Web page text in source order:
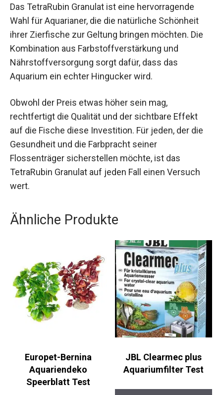
Das TetraRubin Granulat ist eine hervorragende
Wahl für Aquarianer, die die natürliche Schönheit
ihrer Zierfische zur Geltung bringen möchten. Die
Kombination aus Farbstoffverstärkung und
Nährstoffversorgung sorgt dafür, dass das
Aquarium ein echter Hingucker wird.
Obwohl der Preis etwas höher sein mag,
rechtfertigt die Qualität und der sichtbare Effekt
auf die Fische diese Investition. Für jeden, der die
Gesundheit und die Farbpracht seiner
Flossenträger sicherstellen möchte, ist das
TetraRubin Granulat auf jeden Fall einen Versuch
wert.
Ähnliche Produkte
Europet-Bernina
Aquariendeko
Speerblatt Test
JBL Clearmec plus
Aquariumfilter Test